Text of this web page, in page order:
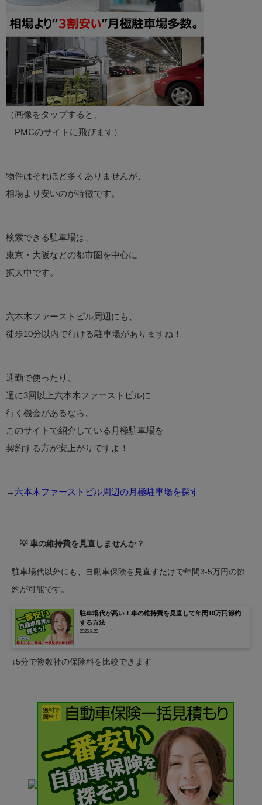
（画像をタップすると、
PMCのサイトに飛びます）
物件はそれほど多くありませんが、
相場より安いのが特徴です。
検索できる駐車場は、
東京・大阪などの都市圏を中心に
拡大中です。
六本木ファーストビル周辺にも、
徒歩10分以内で行ける駐車場がありますね！
通勤で使ったり、
週に3回以上六本木ファーストビルに
行く機会があるなら、
このサイトで紹介している月極駐車場を
契約する方が安上がりですよ！
→ 六本木ファーストビル周辺の月極駐車場を探す
💡 車の維持費を見直しませんか？
駐車場代以外にも、自動車保険を見直すだけで年間3-5万円の節
約が可能です。
駐車場代が高い！車の維持費を見直して年間10万円節約
する方法
2025.8.25
↓5分で複数社の保険料を比較できます